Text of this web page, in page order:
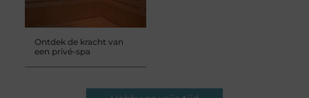
Ontdek de kracht van
een privé-spa